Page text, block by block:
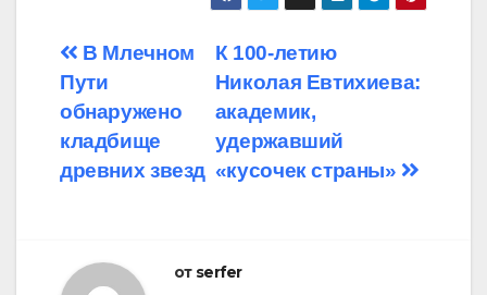
Навигация
по
записям
К 100-летию
Николая Евтихиева:
академик,
удержавший
«кусочек страны»
В Млечном
Пути
обнаружено
кладбище
древних звезд
от serfer